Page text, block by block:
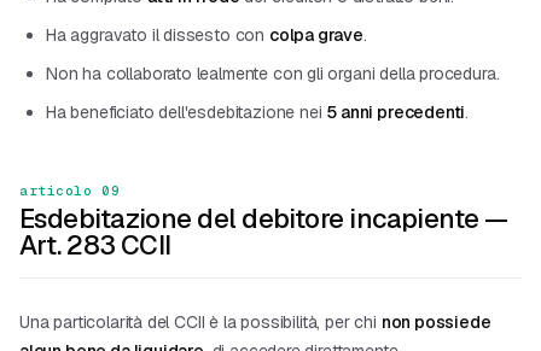
Ha aggravato il dissesto con colpa grave.
Non ha collaborato lealmente con gli organi della procedura.
Ha beneficiato dell'esdebitazione nei 5 anni precedenti.
articolo 09
Esdebitazione del debitore incapiente —
Art. 283 CCII
Una particolarità del CCII è la possibilità, per chi non possiede